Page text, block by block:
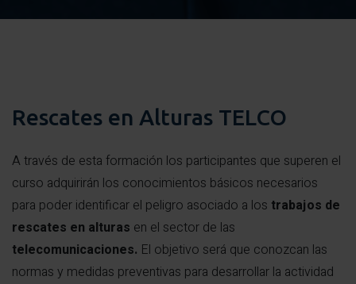
Rescates en Alturas TELCO
A través de esta formación los participantes que superen el
curso adquirirán los conocimientos básicos necesarios
para poder identificar el peligro asociado a los trabajos de
rescates en alturas en el sector de las
telecomunicaciones. El objetivo será que conozcan las
normas y medidas preventivas para desarrollar la actividad